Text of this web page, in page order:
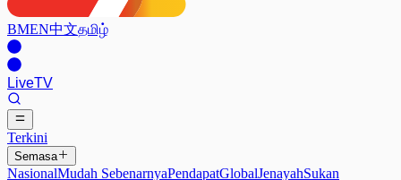
BMEN中文தமிழ்
LiveTV
Terkini
Semasa
NasionalMudah SebenarnyaPendapatGlobalJenayahSukan